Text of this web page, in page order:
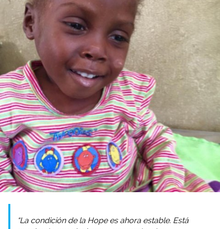
“La condición de la Hope es ahora estable. Está